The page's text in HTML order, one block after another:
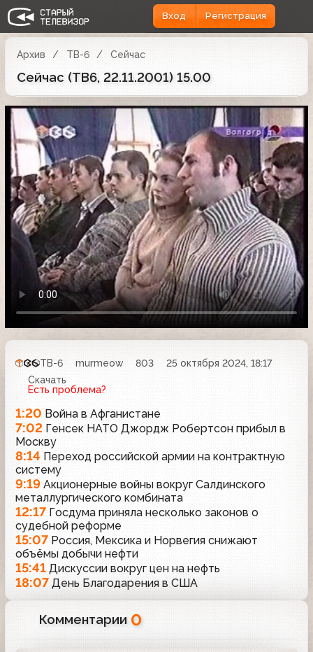
Вход Регистрация
Архив ТВ-6 Сейчас
Сейчас (ТВ6, 22.11.2001) 15.00
ТВ-6 murmeow 803
25 октября 2024, 18:17
Скачать
Есть проблема?
1:20 Война в Афганистане
7:02 Генсек НАТО Джордж Робертсон прибыл в
Москву
8:14 Переход российской армии на контрактную
систему
9:19 Акционерные войны вокруг Салдинского
металлургического комбината
12:17 Госдума приняла несколько законов о
судебной реформе
15:07 Россия, Мексика и Норвегия снижают
объёмы добычи нефти
15:41 Дискуссии вокруг цен на нефть
18:07 День Благодарения в США
Комментарии 0